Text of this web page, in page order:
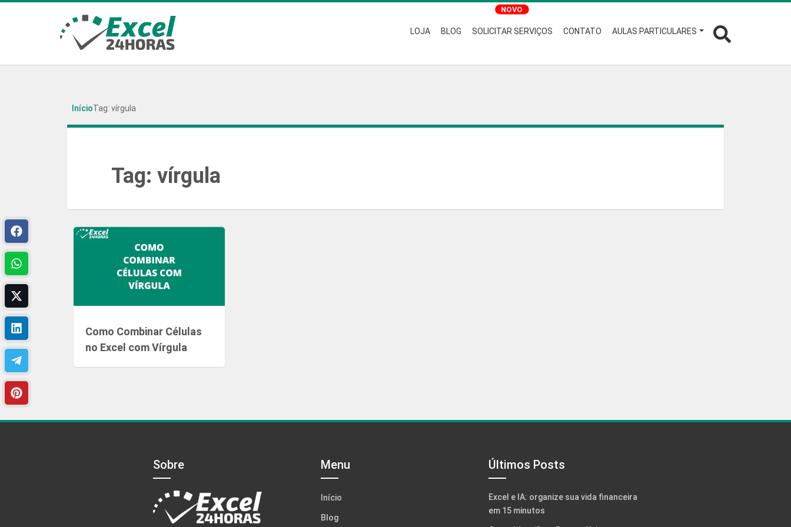
LOJA BLOG SOLICITAR SERVIÇOS CONTATO AULAS PARTICULARES
InícioTag: vírgula
Tag: vírgula
Como Combinar Células
no Excel com Vírgula
Sobre Menu
Início
Blog
Últimos Posts
Excel e IA: organize sua vida financeira
em 15 minutos